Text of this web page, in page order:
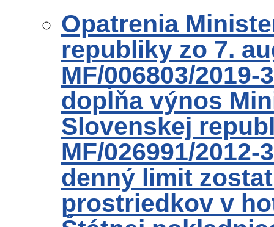
Opatrenia
republiky zo 7.
MF/006803/
dopĺňa výnos
Slovenskej
MF/026991/
denný limit
prostriedkov v